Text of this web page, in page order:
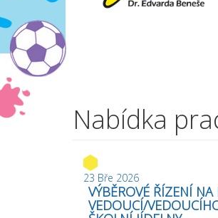
Přejít k hlavnímu obsahu
Nabídka
23 Bře 2026
VÝBĚROVÉ ŘÍZENÍ NA
VEDOUCÍ/